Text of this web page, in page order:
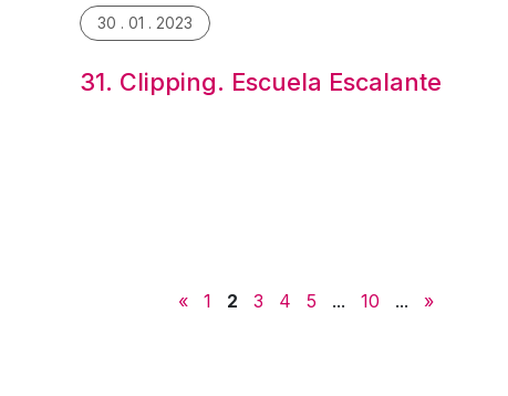
30 . 01 . 2023
31. Clipping. Escuela Escalante
« 1 2 3 4 5 ... 10 ... »